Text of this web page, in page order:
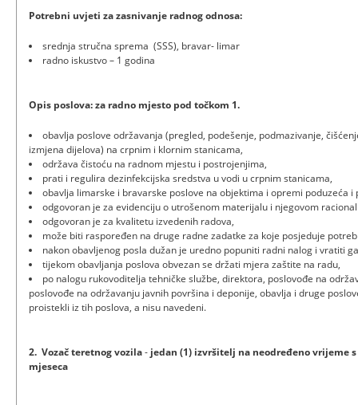
Potrebni uvjeti za zasnivanje radnog odnosa:
srednja stručna sprema (SSS), bravar- limar
radno iskustvo – 1 godina
Opis poslova: za radno mjesto pod točkom 1.
obavlja poslove održavanja (pregled, podešenje, podmazivanje,
izmjena dijelova) na crpnim i klornim stanicama,
održava čistoću na radnom mjestu i postrojenjima,
prati i regulira dezinfekcijska sredstva u vodi u crpnim stanicama,
obavlja limarske i bravarske poslove na objektima i opremi poduzeća
odgovoran je za evidenciju o utrošenom materijalu i njegovom
odgovoran je za kvalitetu izvedenih radova,
može biti raspoređen na druge radne zadatke za koje posjeduje
nakon obavljenog posla dužan je uredno popuniti radni nalog i vratiti
tijekom obavljanja poslova obvezan se držati mjera zaštite na radu,
po nalogu rukovoditelja tehničke službe, direktora, poslovođe na
poslovođe na održavanju javnih površina i deponije, obavlja i druge
proistekli iz tih poslova, a nisu navedeni.
2. Vozač teretnog vozila- jedan (1) izvršitelj na neodređeno vrijeme
mjeseca